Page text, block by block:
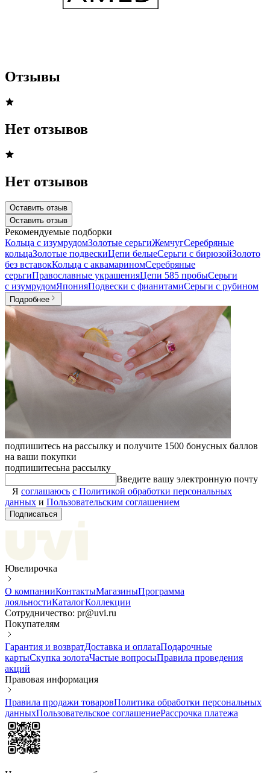
Отзывы
Нет отзывов
Нет отзывов
Оставить отзыв
Оставить отзыв
Рекомендуемые подборки
Кольца с изумрудомЗолотые серьгиЖемчугСеребряные
кольцаЗолотые подвескиЦепи белыеСерьги с бирюзойЗолото
без вставокКольца с аквамариномСеребряные
серьгиПравославные украшенияЦепи 585 пробыСерьги
с изумрудомЯпонияПодвески с фианитамиСерьги с рубином
Подробнее
подпишитесь на рассылку и получите 1500 бонусных баллов
на ваши покупки
подпишитесьна рассылку
Введите вашу электронную почту
Я соглашаюсь с Политикой обработки персональных
данных и Пользовательским соглашением
Подписаться
Ювелирочка
О компанииКонтактыМагазиныПрограмма
лояльностиКаталогКоллекции
Сотрудничество: pr@uvi.ru
Покупателям
Гарантия и возвратДоставка и оплатаПодарочные
картыСкупка золотаЧастые вопросыПравила проведения
акций
Правовая информация
Правила продажи товаровПолитика обработки персональных
данныхПользовательское соглашениеРассрочка платежа